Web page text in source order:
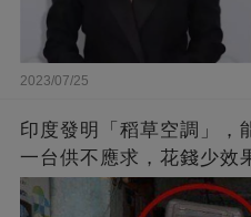
2023/07/25
印度發明「稻草空調」，
一台供不應求，花錢少效